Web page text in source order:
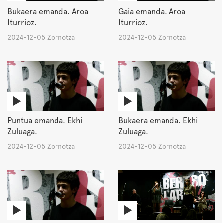
Bukaera emanda. Aroa
Iturrioz.
2024-12-05 Zornotza
Gaia emanda. Aroa
Iturrioz.
2024-12-05 Zornotza
Puntua emanda. Ekhi
Zuluaga.
2024-12-05 Zornotza
Bukaera emanda. Ekhi
Zuluaga.
2024-12-05 Zornotza